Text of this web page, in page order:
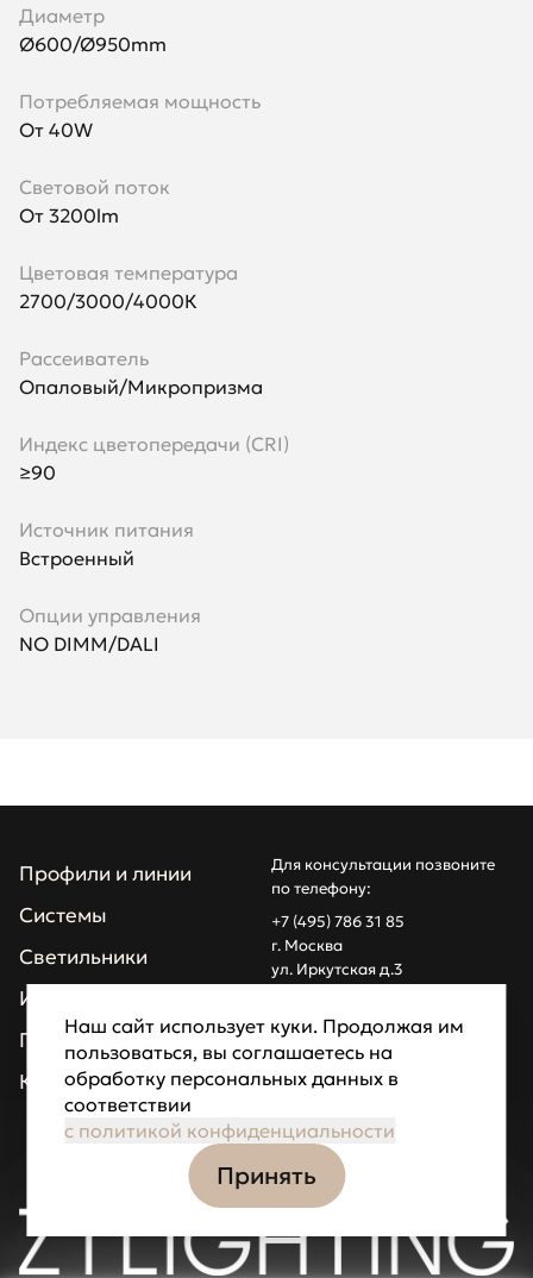
Диаметр
Ø600/Ø950mm
Потребляемая мощность
От 40W
Световой поток
От 3200lm
Цветовая температура
2700/3000/4000К
Рассеиватель
Опаловый/Микропризма
Индекс цветопередачи (CRI)
≥90
Источник питания
Встроенный
Опции управления
NO DIMM/DALI
Профили и линии
Системы
Светильники
Инсталляции
Проекты
Компания
Для консультации позвоните
по телефону:
+7 (495) 786 31 85
г. Москва
ул. Иркутская д.3
z1profiles@gmail.com
конфиденциальности
Наш сайт использует куки. Продолжая им
пользоваться, вы соглашаетесь на
обработку персональных данных в
соответствии
с политикой конфиденциальности
Принять